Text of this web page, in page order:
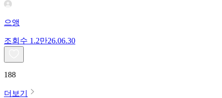
으앵
조회수 1.2만26.06.30
188
더보기